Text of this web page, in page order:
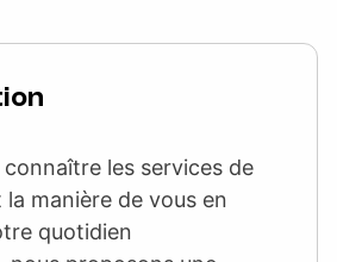
les services de
manière de vous en
quotidien